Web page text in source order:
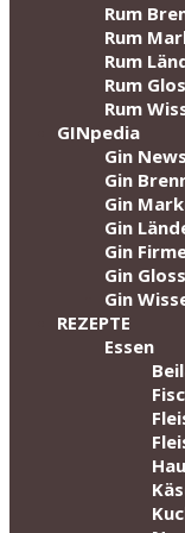
Rum
Rum
Rum
Rum
Rum
GINpedia
Gin News
Gin
Gin
Gin
Gin
Gin
Gin
REZEPTE
Essen